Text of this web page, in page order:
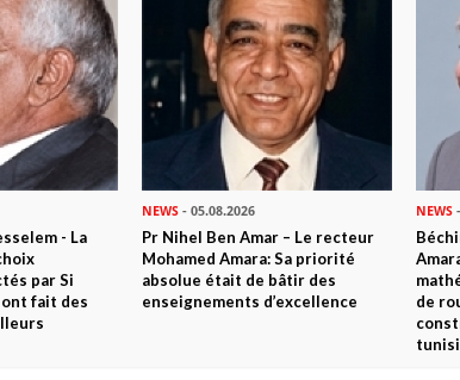
une ministère et de l'attacher à son propre ministère
La deuxième signification est: le chef de
interchangeables ou jetables. Bizarre façon de
publié comme tous mes commentaires précédents.
qui semble avoir sa ligne rouge.
- La
par Si
ont fait des
NEWS - 05.08.2026
Pr Nihel Ben Amar – Le recteur
Mohamed Amara: Sa priorité
absolue était de bâtir des
enseignements d’excellence
NEWS-
de